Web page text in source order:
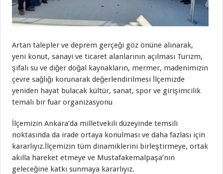
Artan talepler ve deprem gerçeği göz önüne alınarak,
yeni konut, sanayi ve ticaret alanlarının açılması Turizm,
şifalı su ve diğer doğal kaynakların, mermer, madenimizin
çevre sağlığı korunarak değerlendirilmesi İlçemizde
yeniden hayat bulacak kültür, sanat, spor ve girişimcilik
temalı bir fuar organizasyonu
İlçemizin Ankara’da milletvekili düzeyinde temsili
noktasında da irade ortaya konulması ve daha fazlası için
kararlıyız.İlçemizin tüm dinamiklerini birleştirmeye, ortak
akılla hareket etmeye ve Mustafakemalpaşa’nın
geleceğine katkı sunmaya kararlıyız.